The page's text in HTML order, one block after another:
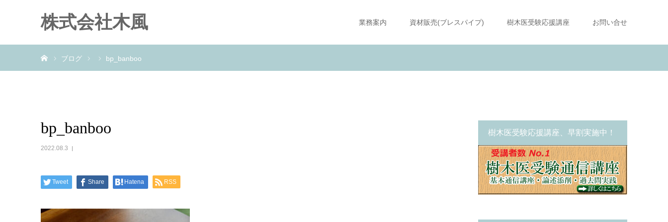
株式会社木風 業務案内 資材販売(ブレスパイプ) 樹木医受験応援講座 お問い合せ
ブログ bp_banboo
bp_banboo
2022.08.3
Tweet Share Hatena RSS
樹木医受験応援講座、早割実施中！